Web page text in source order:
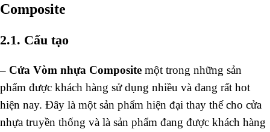
Composite
2.1. Cấu tạo
– Cửa Vòm nhựa Composite một trong những sản
phẩm được khách hàng sử dụng nhiều và đang rất hot
hiện nay. Đây là một sản phẩm hiện đại thay thế cho cửa
nhựa truyền thống và là sản phẩm đang được khách hàng